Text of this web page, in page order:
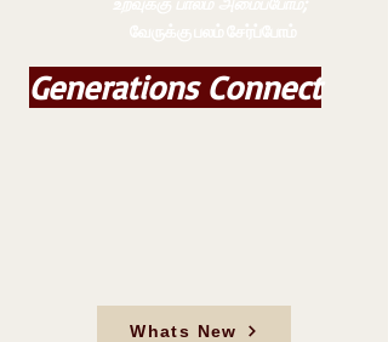
Generations Connect
Whats New